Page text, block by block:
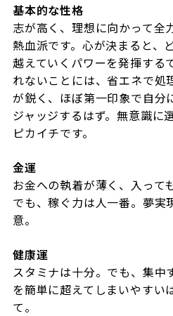
基本的な性格
志が高く、理想に向かって全
熱血派です。心が決まると、
越えていくパワーを発揮する
れないことには、省エネで処
が鋭く、ほぼ第一印象で自分
ジャッジするはず。無意識に
ピカイチです。
金運
お金への執着が薄く、入って
でも、稼ぐ力は人一番。夢実
意。
健康運
スタミナは十分。でも、集中
を簡単に超えてしまいやすい
て。